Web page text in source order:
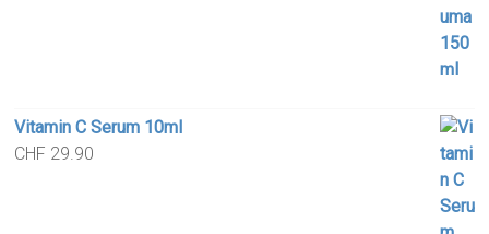
Vitamin C Serum 10ml
CHF 29.90